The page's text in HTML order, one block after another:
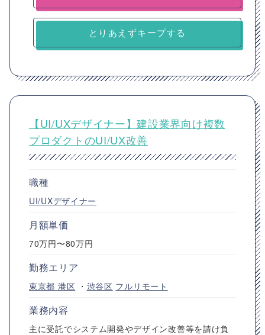
とりあえずキープする
【UI/UXデザイナー】建設業界向け複数
プロダクトのUI/UX改善
職種
UI/UXデザイナー
月額単価
70万円〜80万円
勤務エリア
東京都 港区 ・ 渋谷区 フルリモート
業務内容
主に受託でシステム開発やデザイン改善等を請け負